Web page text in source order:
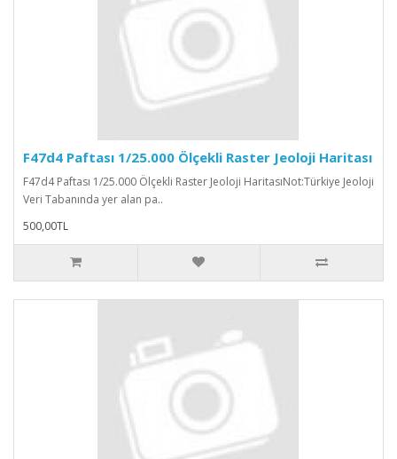
F47d4 Paftası 1/25.000 Ölçekli Raster Jeoloji Haritası
F47d4 Paftası 1/25.000 Ölçekli Raster Jeoloji HaritasıNot:Türkiye Jeoloji
Veri Tabanında yer alan pa..
500,00TL